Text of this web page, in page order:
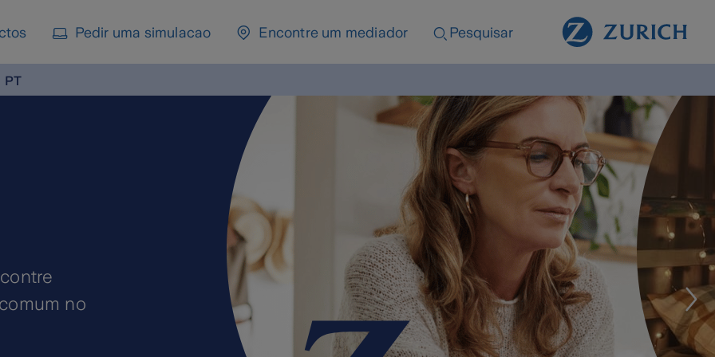
Pedir uma simulacao Encontre um mediador Pesquisar
PT
Mais do que cobrir
riscos, cuidamos
Cuidamos, para que tudo corra bem